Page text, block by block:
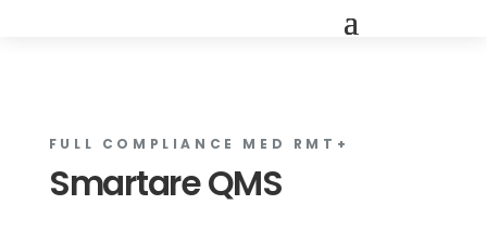
FULL COMPLIANCE MED RMT+
Smartare QMS